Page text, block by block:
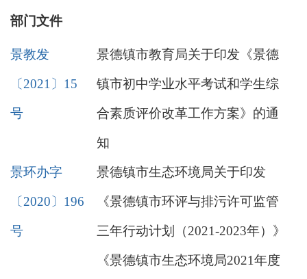
部门文件
景教发
〔2021〕15
号
景德镇市教育局关于印发《景德
镇市初中学业水平考试和学生综
合素质评价改革工作方案》的通
知
景环办字
〔2020〕196
号
景德镇市生态环境局关于印发
《景德镇市环评与排污许可监管
三年行动计划（2021-2023年）》
《景德镇市生态环境局2021年度